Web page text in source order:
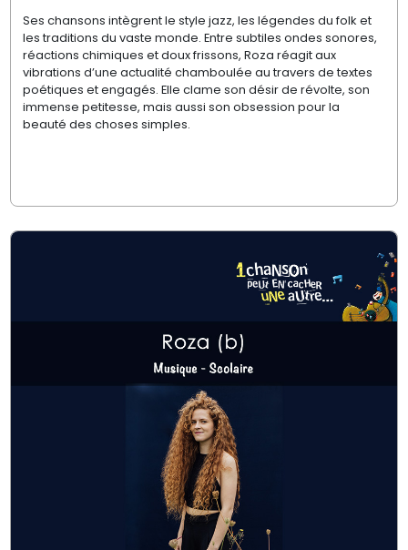
Ses chansons intègrent le style jazz, les légendes du folk et
les traditions du vaste monde. Entre subtiles ondes sonores,
réactions chimiques et doux frissons, Roza réagit aux
vibrations d’une actualité chamboulée au travers de textes
poétiques et engagés. Elle clame son désir de révolte, son
immense petitesse, mais aussi son obsession pour la
beauté des choses simples.